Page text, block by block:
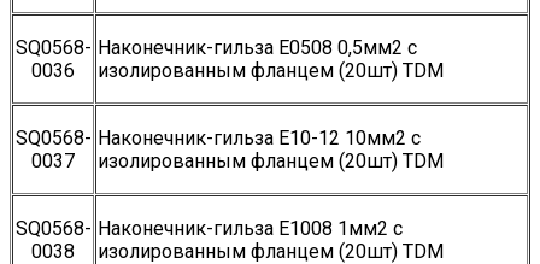
SQ0568-
0036
Наконечник-гильза Е0508 0,5мм2 с
изолированным фланцем (20шт) TDM
SQ0568-
0037
Наконечник-гильза Е10-12 10мм2 с
изолированным фланцем (20шт) TDM
SQ0568-
0038
Наконечник-гильза Е1008 1мм2 с
изолированным фланцем (20шт) TDM